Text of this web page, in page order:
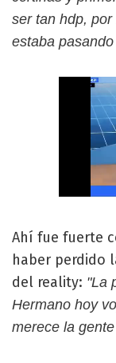
ser tan hdp,
estaba pasando
Ahí fue fuerte
haber perdido
del reality: "La
Hermano hoy
merece la